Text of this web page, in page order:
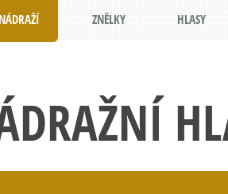
ZNĚLKY HLASY